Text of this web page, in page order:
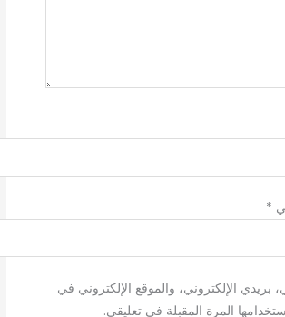
*
الإلكتروني، والموقع الإلكتروني في
المرة المقبلة في تعليقي.